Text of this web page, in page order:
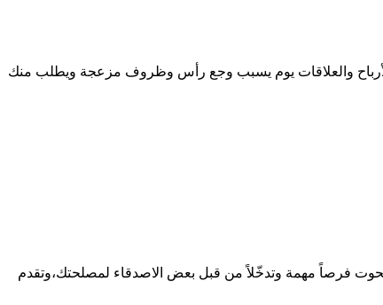
والعلاقات يوم يسبب وجع رأس وظروف مزعجة ويطلب منك
فرصاً مهمة وتدخّلاً من قبل بعض الاصدقاء لمصلحتك،وتقدم